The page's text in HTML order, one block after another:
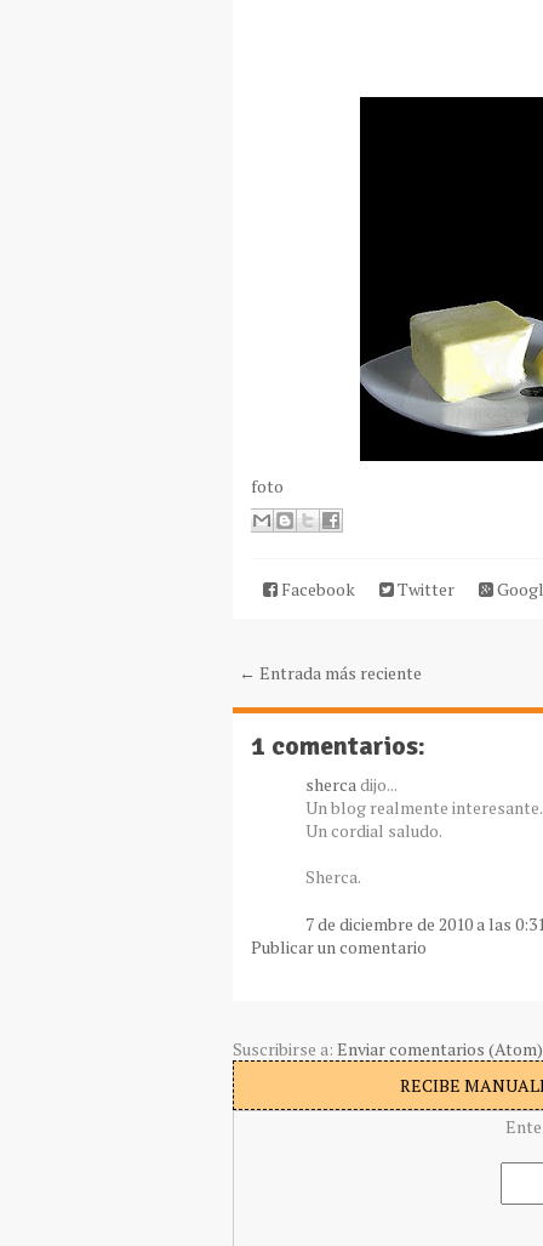
foto
Facebook Twitter
← Entrada más reciente
1 comentarios:
shercadijo...
Un blog realmente
Un cordial saludo.
Sherca.
7 de diciembre de 2010 a las
Publicar un comentario
Suscribirse a: Enviar comentarios (Atom)
RECIBE